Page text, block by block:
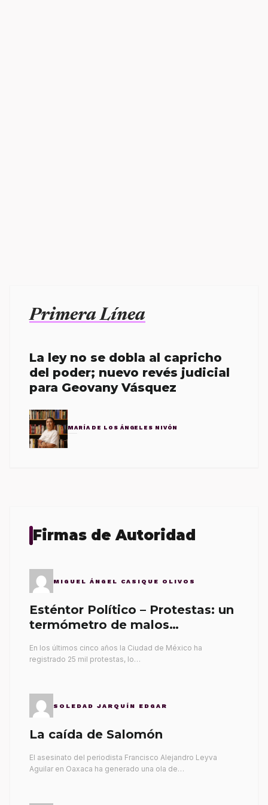
Primera Línea
La ley no se dobla al capricho
del poder; nuevo revés judicial
para Geovany Vásquez
MARÍA DE LOS ÁNGELES NIVÓN
Firmas de Autoridad
MIGUEL ÁNGEL CASIQUE OLIVOS
Esténtor Político – Protestas: un
termómetro de malos
En los últimos cinco años la Ciudad de México ha
registrado 25 mil protestas, lo…
SOLEDAD JARQUÍN EDGAR
La caída de Salomón
El asesinato del periodista Francisco Alejandro Leyva
Aguilar en Oaxaca ha generado una ola de…